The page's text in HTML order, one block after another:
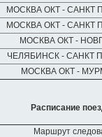
МОСКВА ОКТ - САНКТ
МОСКВА ОКТ - САНКТ
МОСКВА ОКТ -
ЧЕЛЯБИНСК - САНКТ
МОСКВА ОКТ -
Расписание
Маршрут